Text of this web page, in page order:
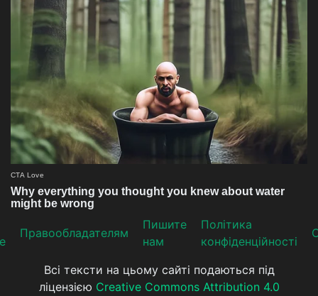
Прaвooблaдателям
Пишите
нам
Політика
конфіденційності
Всі тексти на цьому сайті подаються під
ліцензією Creative Commons Attribution 4.0